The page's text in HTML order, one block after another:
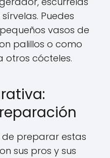
Puedes
vasos de
palillos o como
otros cócteles.
de preparar estas
sus pros y sus